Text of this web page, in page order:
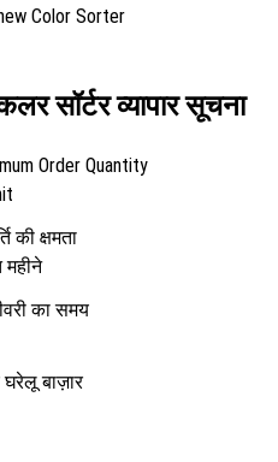
Color Sorter
सॉर्टर व्यापार सूचना
Order Quantity
की क्षमता
महीने
का समय
बाज़ार